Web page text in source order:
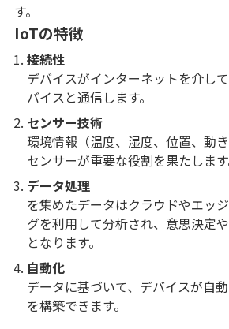
す。
IoTの特徴
接続性
デバイスがインターネットを介し
バイスと通信します。
センサー技術
環境情報（温度、湿度、位置、動
センサーが重要な役割を果たします
データ処理
を集めたデータはクラウドやエッ
グを利用して分析され、意思決定
となります。
自動化
データに基づいて、デバイスが自
を構築できます。